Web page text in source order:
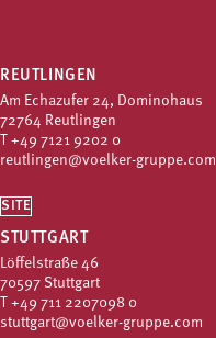
REUTLINGEN
Am Echazufer 24, Dominohaus
72764 Reutlingen
+49 7121 9202 0
reutlingen@voelker-gruppe.com
SITE
STUTTGART
Löffelstraße 46
70597 Stuttgart
+49 711 2207098 0
stuttgart@voelker-gruppe.com